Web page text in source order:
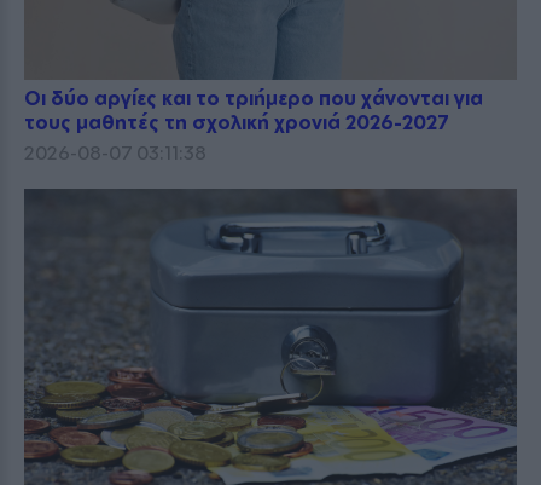
Οι δύο αργίες και το τριήμερο που χάνονται για
τους μαθητές τη σχολική χρονιά 2026-2027
2026-08-07 03:11:38